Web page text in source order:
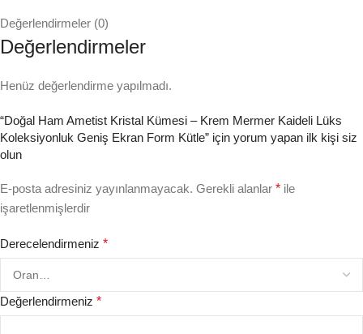
Değerlendirmeler (0)
Değerlendirmeler
Henüz değerlendirme yapılmadı.
“Doğal Ham Ametist Kristal Kümesi – Krem Mermer Kaideli Lüks
Koleksiyonluk Geniş Ekran Form Kütle” için yorum yapan ilk kişi siz
olun
E-posta adresiniz yayınlanmayacak. Gerekli alanlar * ile
işaretlenmişlerdir
Derecelendirmeniz *
Değerlendirmeniz *